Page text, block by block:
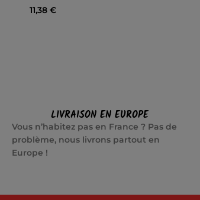
11,38 €
LIVRAISON EN EUROPE
Vous n’habitez pas en France ? Pas de
problème, nous livrons partout en
Europe !